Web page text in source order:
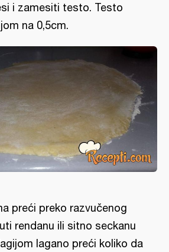
i zamesiti testo. Testo
na 0,5cm.
preći preko razvučenog
rendanu ili sitno seckanu
lagano preći koliko da